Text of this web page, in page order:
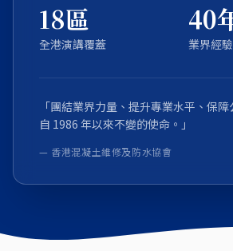
18區
全港演講覆蓋
40
業界經
「團結業界力量、提升專業水平、保
自 1986 年以來不變的使命。」
— 香港混凝土維修及防水協會